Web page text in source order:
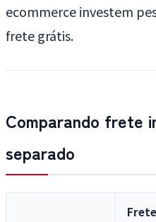
ecommerce investem
frete grátis.
Comparando frete
separado
Frete